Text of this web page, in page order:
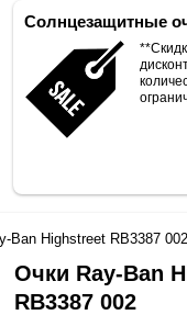
Солнцезащитные
Ban Highstreet RB3387 002
Очки Ray-Ban
RB3387 002